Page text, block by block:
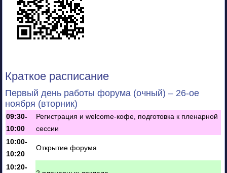
Краткое расписание
Первый день работы форума (очный) – 26-ое
ноября (вторник)
09:30-
10:00
Регистрация и welcome-кофе, подготовка к пленарной
сессии
10:00-
10:20
Открытие форума
10:20-